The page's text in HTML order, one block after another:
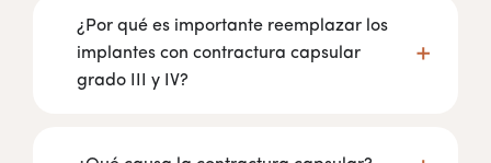
¿Por qué es importante reemplazar los
implantes con contractura capsular
grado III y IV?